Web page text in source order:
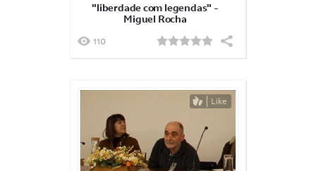
"liberdade com legendas" -
Miguel Rocha
110
Like